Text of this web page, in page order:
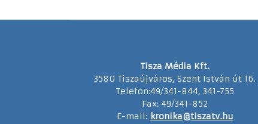
Tisza Média Kft.
3580 Tiszaújváros, Szent István út 16.
Telefon:49/341-844, 341-755
Fax: 49/341-852
E-mail: kronika@tiszatv.hu